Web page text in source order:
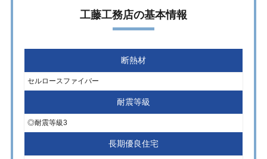
工藤工務店の基本情報
断熱材
セルロースファイバー
耐震等級
◎耐震等級3
長期優良住宅